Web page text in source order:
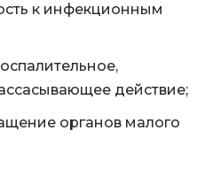
к инфекционным
действие;
органов малого